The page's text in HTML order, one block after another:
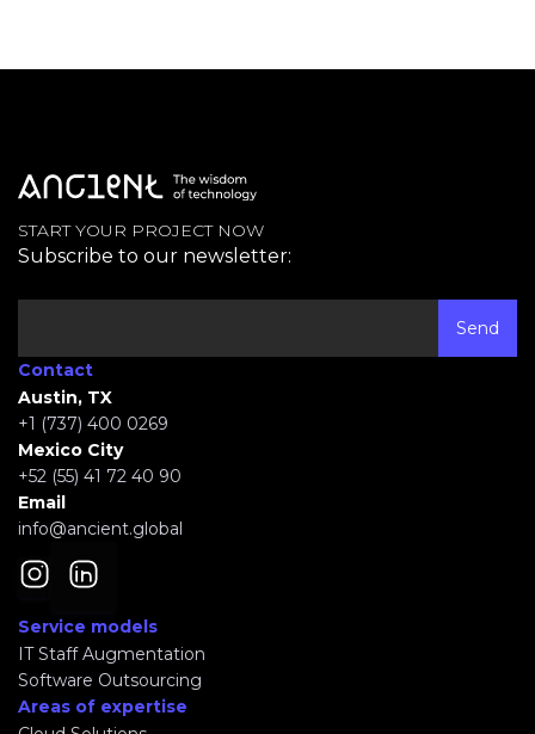
START YOUR PROJECT NOW
Subscribe to our newsletter:
Contact
Austin, TX
+1 (737) 400 0269
Mexico City
+52 (55) 41 72 40 90
Email
info@ancient.global
Service models
IT Staff Augmentation
Software Outsourcing
Areas of expertise